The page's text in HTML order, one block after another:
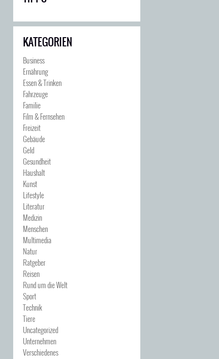
KATEGORIEN
Business
Ernährung
Essen & Trinken
Fahrzeuge
Familie
Film & Fernsehen
Freizeit
Gebäude
Geld
Gesundheit
Haushalt
Kunst
Lifestyle
Literatur
Medizin
Menschen
Multimedia
Natur
Ratgeber
Reisen
Rund um die Welt
Sport
Technik
Tiere
Uncategorized
Unternehmen
Verschiedenes